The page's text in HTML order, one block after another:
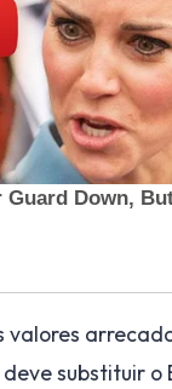
valores
substituir o